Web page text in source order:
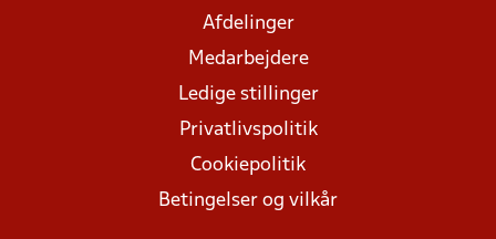
Afdelinger
Medarbejdere
Ledige stillinger
Privatlivspolitik
Cookiepolitik
Betingelser og vilkår